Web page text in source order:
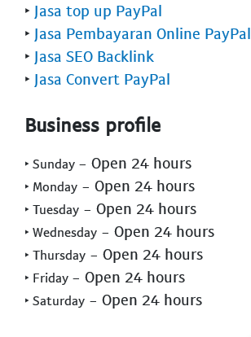
‣ Jasa top up PayPal
‣ Jasa Pembayaran Online PayPal
‣ Jasa SEO Backlink
‣ Jasa Convert PayPal
Business profile
‣ Sunday - Open 24 hours
‣ Monday - Open 24 hours
‣ Tuesday - Open 24 hours
‣ Wednesday - Open 24 hours
‣ Thursday - Open 24 hours
‣ Friday - Open 24 hours
‣ Saturday - Open 24 hours